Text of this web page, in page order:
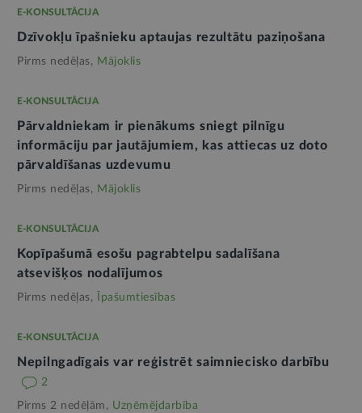
E-KONSULTĀCIJA
Dzīvokļu īpašnieku aptaujas rezultātu paziņošana
Pirms nedēļas, Mājoklis
E-KONSULTĀCIJA
Pārvaldniekam ir pienākums sniegt pilnīgu
informāciju par jautājumiem, kas attiecas uz doto
pārvaldīšanas uzdevumu
Pirms nedēļas, Mājoklis
E-KONSULTĀCIJA
Kopīpašumā esošu pagrabtelpu sadalīšana
atsevišķos nodalījumos
Pirms nedēļas, Īpašumtiesības
E-KONSULTĀCIJA
Nepilngadīgais var reģistrēt saimniecisko darbību
2
Pirms 2 nedēļām, Uzņēmējdarbība